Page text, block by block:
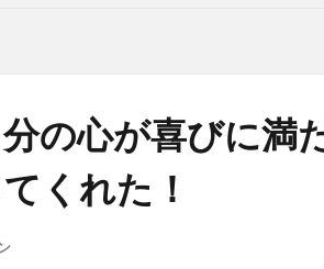
の心が喜びに満
くれた！